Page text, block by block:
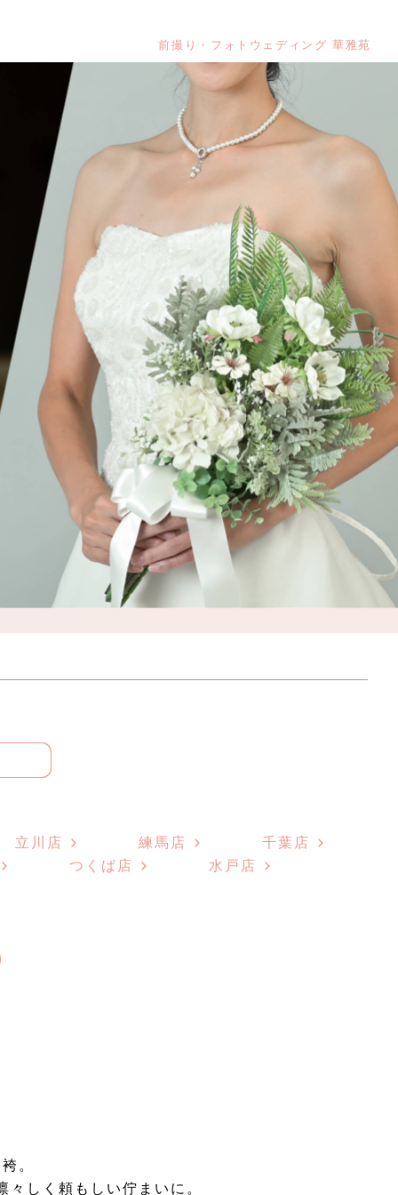
前撮り・フォトウェディング 華雅苑
立川店 練馬店
千葉店
つくば店
水戸店
。
しく頼もしい佇まいに。